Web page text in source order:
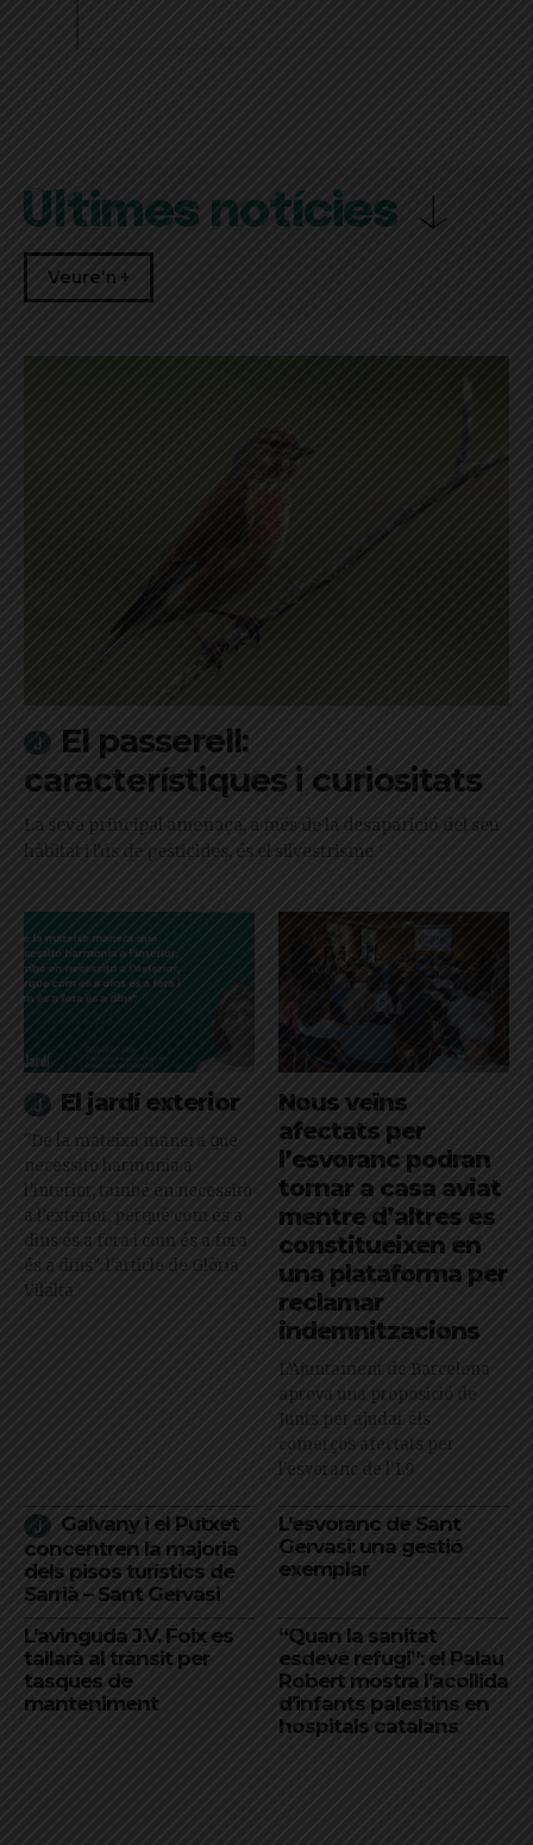
Últimes notícies
Veure'n +
El passerell:
característiques i curiositats
La seva principal amenaça, a més de la desaparició del seu
hàbitat i l'ús de pesticides, és el silvestrisme
El jardí exterior
"De la mateixa manera que
necessito harmonia a
l’interior, també en necessito
a l’exterior, perquè com és a
dins és a fora i com és a fora
és a dins": l'article de Glòria
Vilalta
Nous veïns
afectats per
l’esvoranc podran
tornar a casa aviat
mentre d’altres es
constitueixen en
una plataforma per
reclamar
indemnitzacions
L’Ajuntament de Barcelona
aprova una proposició de
Junts per ajudar els
comerços afectats per
l'esvoranc de l'L9
Galvany i el Putxet
concentren la majoria
dels pisos turístics de
Sarrià – Sant Gervasi
L’esvoranc de Sant
Gervasi: una gestió
exemplar
L’avinguda J.V. Foix es
tallarà al trànsit per
tasques de
manteniment
“Quan la sanitat
esdevé refugi”: el Palau
Robert mostra l’acollida
d’infants palestins en
hospitals catalans